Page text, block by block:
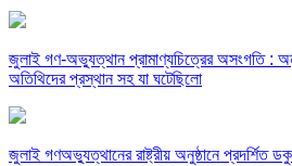
জুলাই গণ-অভ্যুত্থান প্রামাণ্যচিত্রের অসংগতি :
অতিথিদের প্রস্থান সহ যা ঘটেছিলো
জুলাই গণঅভ্যুত্থানের রাষ্ট্রীয় অনুষ্ঠানে প্রদর্শিত